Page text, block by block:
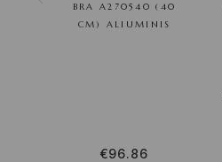
BRA A270540 (40
CM) ALIUMINIS
€96.86